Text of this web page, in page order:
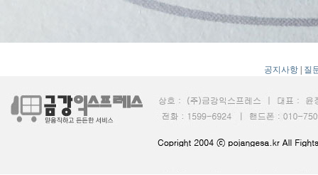
공지사항 | 질